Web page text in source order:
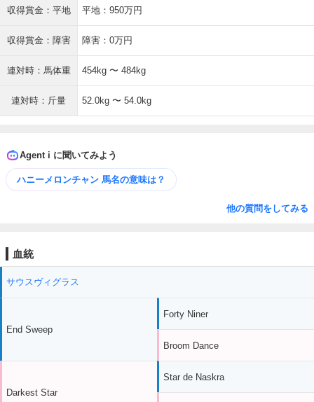
収得賞金：平地 平地：950万円
収得賞金：障害 障害：0万円
連対時：馬体重 454kg 〜 484kg
連対時：斤量 52.0kg 〜 54.0kg
Agent i に聞いてみよう
ハニーメロンチャン 馬名の意味は？
他の質問をしてみる
血統
サウスヴィグラス
End Sweep
Darkest Star
Forty Niner
Broom Dance
Star de Naskra